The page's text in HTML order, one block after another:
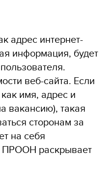
адрес интернет-
информация, будет
веб-сайта. Если
имя, адрес и
вакансию), такая
сторонам за
на себя
ПРООН раскрывает